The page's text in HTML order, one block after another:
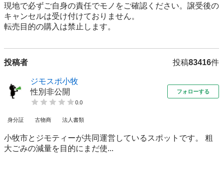
現地で必ずご⾃⾝の責任でモノをご確認ください。譲受後の
キャンセルは受け付けておりません。
転売⽬的の購⼊は禁⽌します。
投稿者 投稿83416件
ジモスポ小牧
性別非公開
0.0
フォローする
身分証 古物商 法人書類
小牧市とジモティーが共同運営しているスポットです。 粗
⼤ごみの減量を⽬的にまだ使...